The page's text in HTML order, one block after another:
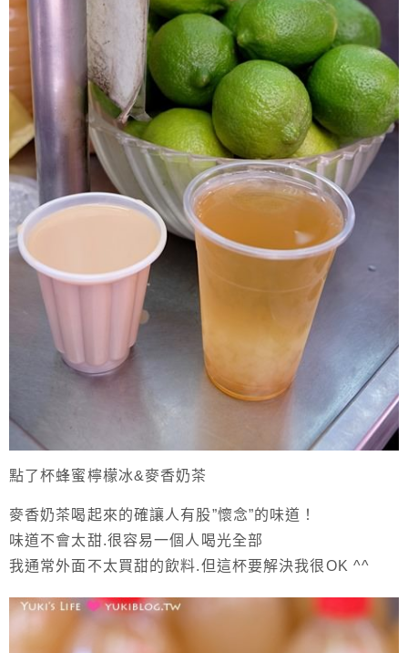
點了杯蜂蜜檸檬冰&麥香奶茶
麥香奶茶喝起來的確讓人有股”懷念”的味道！
味道不會太甜.很容易一個人喝光全部
我通常外面不太買甜的飲料.但這杯要解決我很OK ^^